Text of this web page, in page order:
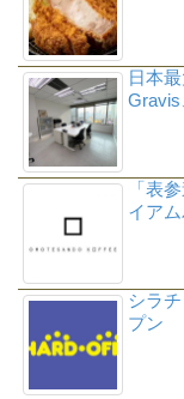
日本
Gravis
「表
イア
シラ
プン